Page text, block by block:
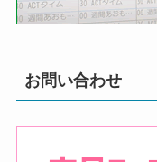
お問い合わせ